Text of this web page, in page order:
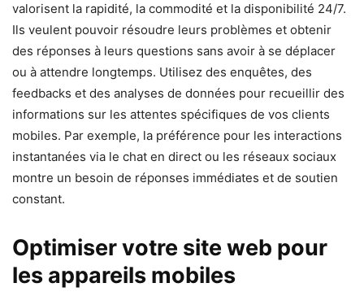
valorisent la rapidité, la commodité et la disponibilité 24/7.
Ils veulent pouvoir résoudre leurs problèmes et obtenir
des réponses à leurs questions sans avoir à se déplacer
ou à attendre longtemps. Utilisez des enquêtes, des
feedbacks et des analyses de données pour recueillir des
informations sur les attentes spécifiques de vos clients
mobiles. Par exemple, la préférence pour les interactions
instantanées via le chat en direct ou les réseaux sociaux
montre un besoin de réponses immédiates et de soutien
constant.
Optimiser votre site web pour
les appareils mobiles